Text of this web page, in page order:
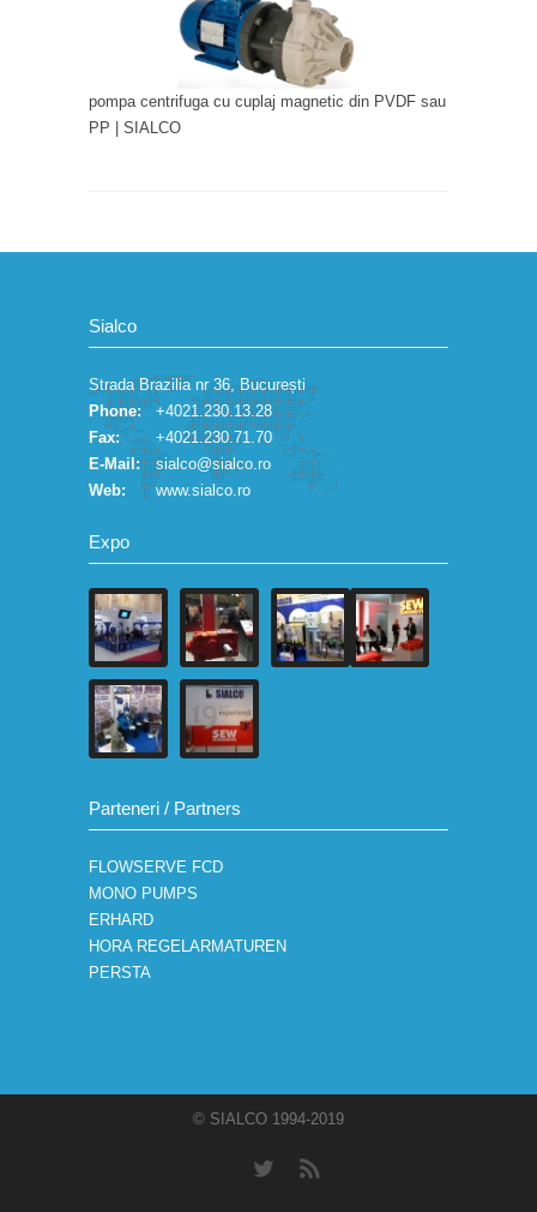
pompa centrifuga cu cuplaj magnetic din PVDF sau
PP | SIALCO
Sialco
Strada Brazilia nr 36, București
Phone: +4021.230.13.28
Fax:
+4021.230.71.70
E-Mail:
sialco@sialco.ro
Web:
www.sialco.ro
Expo
Parteneri / Partners
FLOWSERVE FCD
MONO PUMPS
ERHARD
HORA REGELARMATUREN
PERSTA
© SIALCO 1994-2019